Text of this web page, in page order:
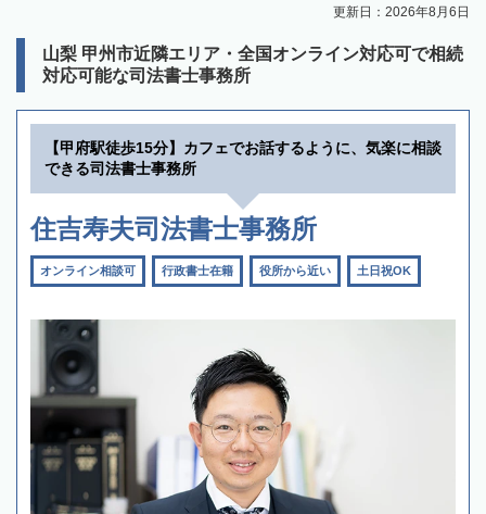
更新日：2026年8月6日
山梨 甲州市近隣エリア・全国オンライン対応可で相続
対応可能な司法書士事務所
【甲府駅徒歩15分】カフェでお話するように、気楽に相談
できる司法書士事務所
住吉寿夫司法書士事務所
オンライン相談可 行政書士在籍 役所から近い 土日祝OK